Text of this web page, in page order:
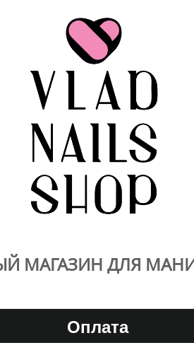
МАГАЗИН ДЛЯ
Оплата